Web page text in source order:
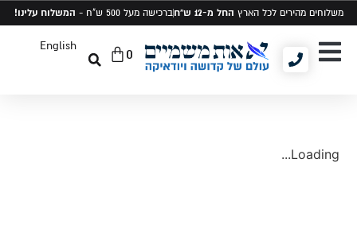
משלוחים מהירים לכל הארץ החל מ-12 ש"ח ברכישה מעל 500 ש"ח - המשלוח עלינו!
English 0
Loading...